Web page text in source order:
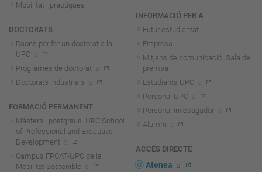
Mobilitat i pràctiques
DOCTORATS
Raons per fer un doctorat a la
UPC
Programes de doctorat
Doctorats industrials
FORMACIÓ PERMANENT
Màsters i postgraus. UPC School
of Professional and Executive
Development
Campus FPCAT-UPC de la
Mobilitat Sostenible
INFORMACIÓ PER A
Futur estudiantat
Empresa
Mitjans de comunicació. Sala de
premsa
Estudiants UPC
Personal UPC
Personal investigador
Alumni
ACCÉS DIRECTE
Atenea